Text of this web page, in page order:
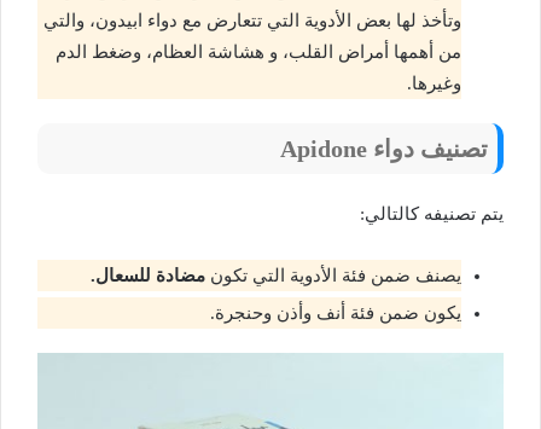
وتأخذ لها بعض الأدوية التي تتعارض مع دواء ابيدون، والتي
من أهمها أمراض القلب، و هشاشة العظام، وضغط الدم
وغيرها.
تصنيف دواء Apidone
يتم تصنيفه كالتالي:
يصنف ضمن فئة الأدوية التي تكون مضادة للسعال.
يكون ضمن فئة أنف وأذن وحنجرة.